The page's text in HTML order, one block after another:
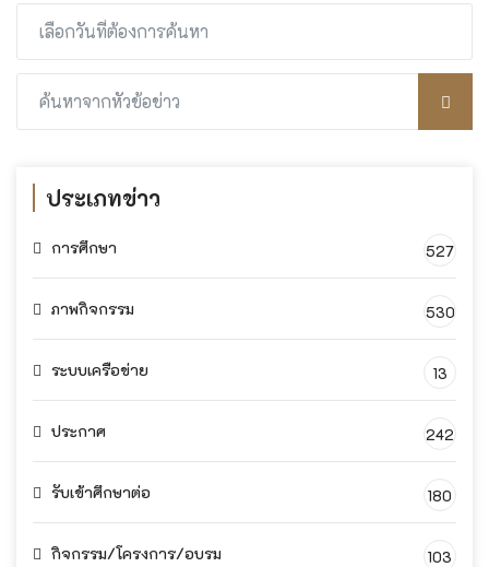
ประเภทข่าว
การศึกษา 527
ภาพกิจกรรม 530
ระบบเครือข่าย 13
ประกาศ 242
รับเข้าศึกษาต่อ 180
กิจกรรม/โครงการ/อบรม 103